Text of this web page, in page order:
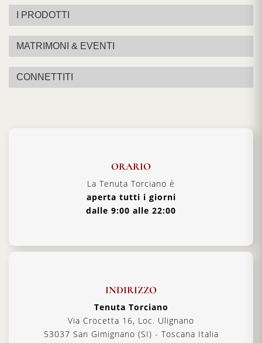
I PRODOTTI
MATRIMONI & EVENTI
CONNETTITI
ORARIO
La Tenuta Torciano è
aperta tutti i giorni
dalle 9:00 alle 22:00
INDIRIZZO
Tenuta Torciano
Via Crocetta 16, Loc. Ulignano
53037 San Gimignano (SI) - Toscana Italia